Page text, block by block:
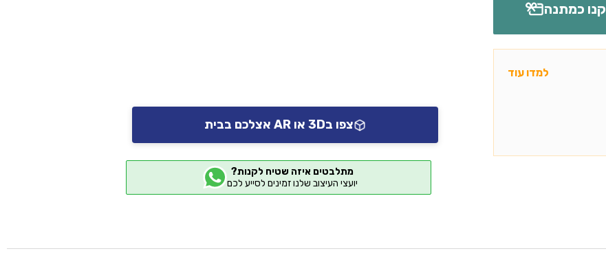
קנו כמתנה
למדו עוד
צפו ב3D או AR אצלכם בבית
מתלבטים איזה שטיח לקנות?
יועצי העיצוב שלנו זמינים לסייע לכם